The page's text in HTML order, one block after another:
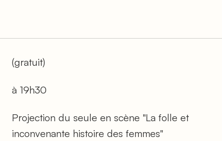
(gratuit)
à 19h30
Projection du seule en scène "La folle et
inconvenante histoire des femmes"